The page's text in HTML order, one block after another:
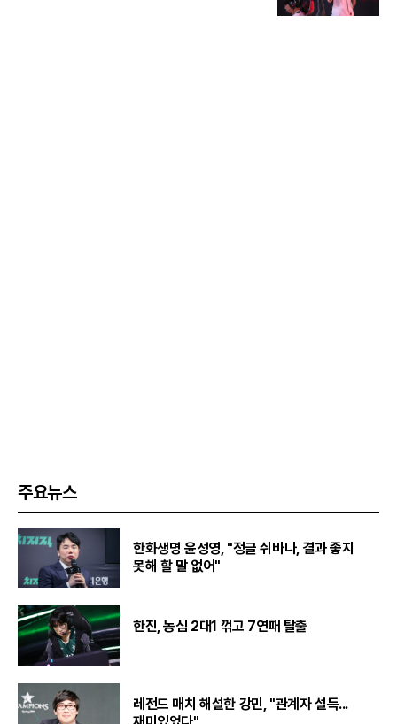
주요뉴스
한화생명 윤성영, "정글 쉬바나, 결과 좋지
못해 할 말 없어"
한진, 농심 2대1 꺾고 7연패 탈출
레전드 매치 해설한 강민, "관계자 설득...